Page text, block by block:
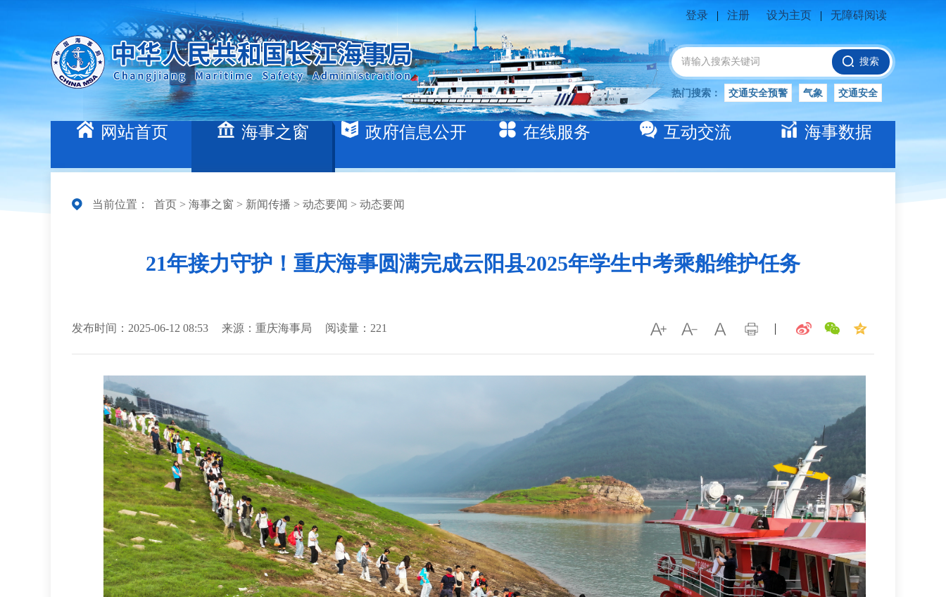
登录 | 注册 设为主页 | 无障碍阅读
搜索
热门搜索： 交通安全预警 气象 交通安全
船舶安全 水位公告 安全 交通
交通安全知识 交通安全生产
网站首页 海事之窗 政府信息公开 在线服务 互动交流 海事数据
当前位置： 首页 > 海事之窗 > 新闻传播 > 动态要闻 > 动态要闻
21年接力守护！重庆海事圆满完成云阳县2025年学生中考乘船维护任务
发布时间：2025-06-12 08:53 来源：重庆海事局 阅读量： 221